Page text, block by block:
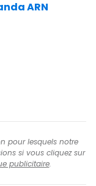
ARN
pour lesquels notre
si vous cliquez sur
publicitaire.